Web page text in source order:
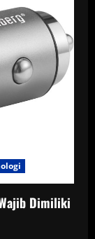
Dimiliki